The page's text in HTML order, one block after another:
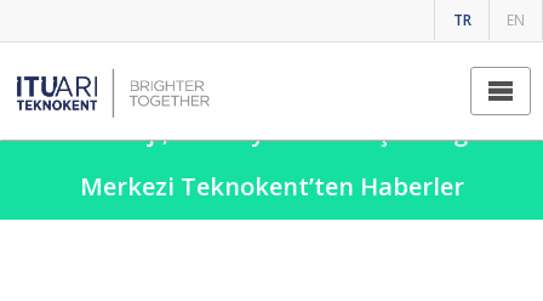
TR EN
Teknoloji, İnovasyon ve Girişimciliğin
Merkezi Teknokent’ten Haberler